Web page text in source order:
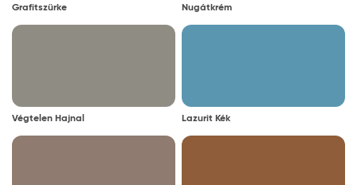
Grafitszürke Nugátkrém
Végtelen Hajnal Lazurit Kék